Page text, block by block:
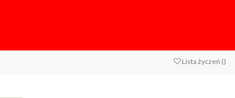
Lista życzeń ()